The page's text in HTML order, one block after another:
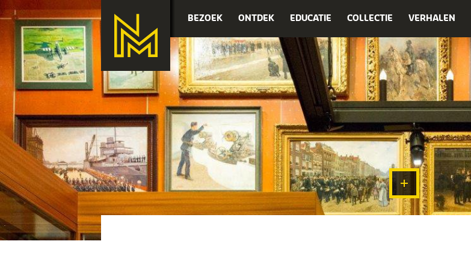
BEZOEK ONTDEK EDUCATIE COLLECTIE VERHALEN